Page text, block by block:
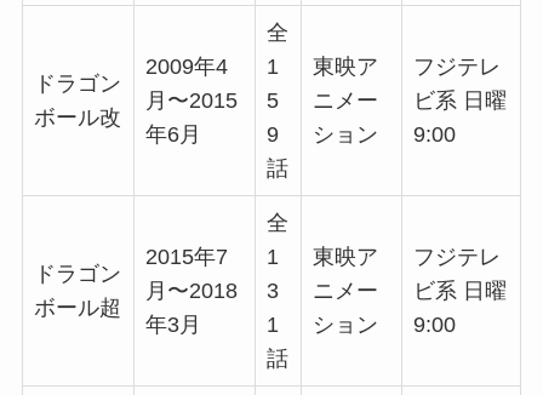
ドラゴン
ボール改
2009年4
月〜2015
年6月
全
1
5
9
話
東映ア
ニメー
ション
フジテレ
ビ系 日曜
9:00
ドラゴン
ボール超
2015年7
月〜2018
年3月
全
1
3
1
話
東映ア
ニメー
ション
フジテレ
ビ系 日曜
9:00